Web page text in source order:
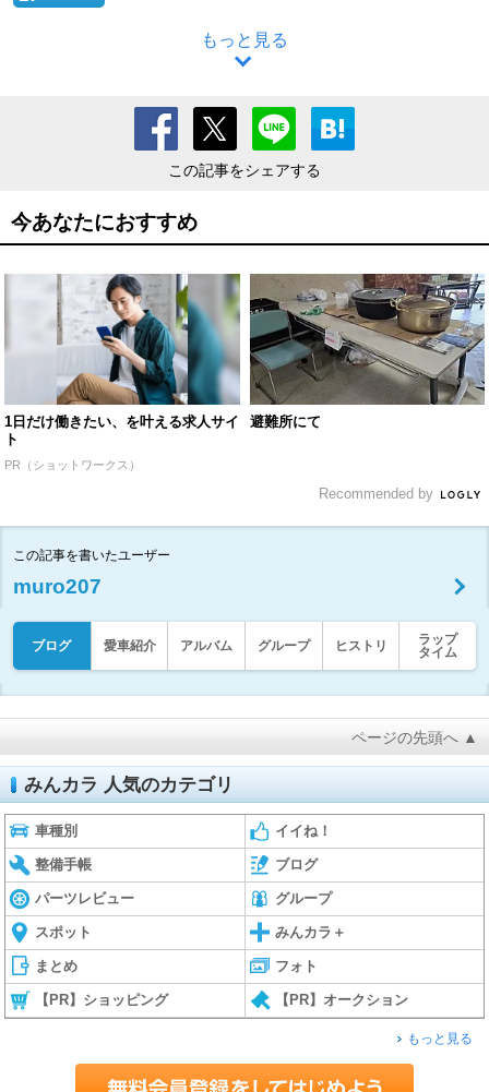
もっと見る
この記事をシェアする
今あなたにおすすめ
1日だけ働きたい、を叶える求人サイ
ト
PR（ショットワークス）
避難所にて
Recommended by
この記事を書いたユーザー
muro207
ブログ 愛車紹介 アルバム グループ ヒストリ
ラップ
タイム
ページの先頭へ ▲
みんカラ 人気のカテゴリ
車種別 イイね！
整備手帳 ブログ
パーツレビュー グループ
スポット みんカラ＋
まとめ フォト
【PR】ショッピング 【PR】オークション
もっと見る